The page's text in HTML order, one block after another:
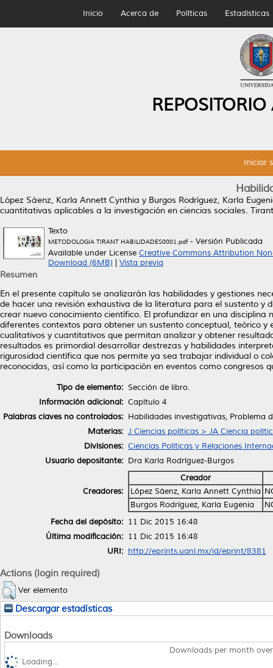
Inicio Acerca de Políticas Estadísticas
Iniciar
López Sáenz, Karla Annett Cynthia y Burgos Rodríguez, Karla
cuantitativas aplicables a la investigación en ciencias sociales.
Texto
METODOLOGIA TIRANT HABILIDADES0001.pdf- Versión Publicada
Available under License Creative Commons Attribution
Download (6MB)
Vista previa
Resumen
En el presente capítulo se analizarán las habilidades y gestiones
de hacer una revisión exhaustiva de la literatura para el sustento y
crear nuevo conocimiento científico. El profundizar en una
diferentes contextos para obtener un sustento conceptual, teórico
cualitativos y cuantitativos que permitan analizar y obtener
resultados es primordial desarrollar destrezas y habilidades
rigurosidad científica que nos permite ya sea trabajar individual o
reconocidas, así como la participación en eventos como congresos
Tipo de elemento: Sección de libro.
Información adicional: Capítulo 4
Palabras claves no controlados: Habilidades investigativas, Problema
Materias: J Ciencias políticas > JA Ciencia
Divisiones: Ciencias Políticas y Relaciones
Usuario depositante: Dra Karla Rodríguez-Burgos
Creadores:
Creador
López Sáenz, Karla Annett Cynthia
Burgos Rodríguez, Karla Eugenia
Fecha del depósito: 11 Dic 2015 16:48
Última modificación: 11 Dic 2015 16:48
URI: http://eprints.uanl.mx/id/eprint/8381
Actions (login required)
Ver elemento
Descargar estadísticas
Downloads
Downloads per month
Loading...